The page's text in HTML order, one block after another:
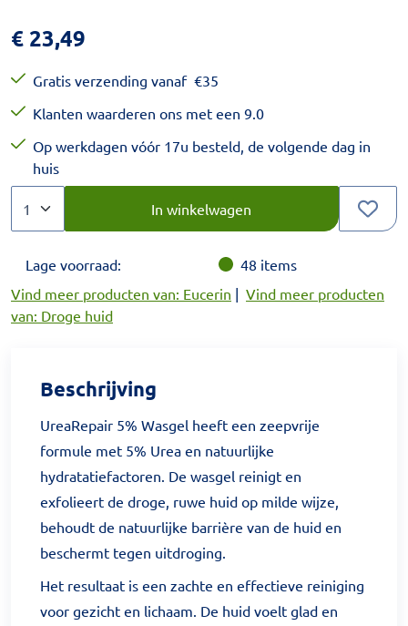
€ 23,49
Gratis verzending vanaf €35
Klanten waarderen ons met een 9.0
Op werkdagen vóór 17u besteld, de volgende dag in
huis
In winkelwagen
Lage voorraad: 48 items
Vind meer producten van: Eucerin | Vind meer producten
van: Droge huid
Beschrijving
UreaRepair 5% Wasgel heeft een zeepvrije
formule met 5% Urea en natuurlijke
hydratatiefactoren. De wasgel reinigt en
exfolieert de droge, ruwe huid op milde wijze,
behoudt de natuurlijke barrière van de huid en
beschermt tegen uitdroging.
Het resultaat is een zachte en effectieve reiniging
voor gezicht en lichaam. De huid voelt glad en